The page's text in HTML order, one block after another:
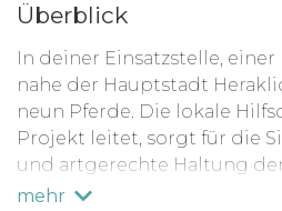
Überblick
In deiner Einsatzstelle, einer
nahe der Hauptstadt
neun Pferde. Die lokale
Projekt leitet, sorgt für die
und artgerechte Haltung
Anlage sauber und in Stand.
mehr